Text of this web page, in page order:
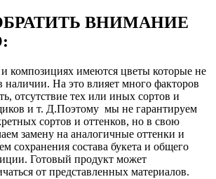
ВНИМАНИЕ
композициях имеются цветы которые не
наличии. На это влияет много факторов
отсутствие тех или иных сортов и
и т. Д.Поэтому мы не гарантируем
сортов и оттенков, но в свою
замену на аналогичные оттенки и
сохранения состава букета и общего
Готовый продукт может
от представленных материалов.